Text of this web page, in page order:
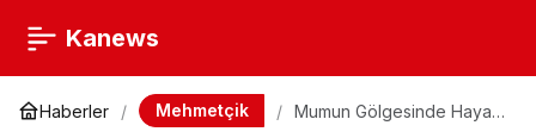
Kanews
Haberler Mehmetçik
Mumun Gölgesinde Hayat